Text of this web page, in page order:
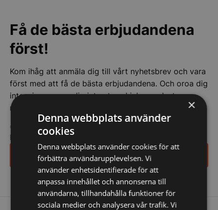
Få de bästa erbjudandena
först!
Kom ihåg att anmäla dig till vårt nyhetsbrev och vara
först med att få de bästa erbjudandena. Och oroa dig
inte, vi spammar dig inte utan skickar endast
relevanta erbjudanden och information till dig.
*
indicates required
E-post *
Ja tack, anmäl mig
×
Denna webbplats använder
cookies
Denna webbplats använder cookies för att
förbättra användarupplevelsen. Vi
använder enhetsidentifierade för att
anpassa innehållet och annonserna till
användarna, tillhandahålla funktioner för
sociala medier och analysera vår trafik. Vi